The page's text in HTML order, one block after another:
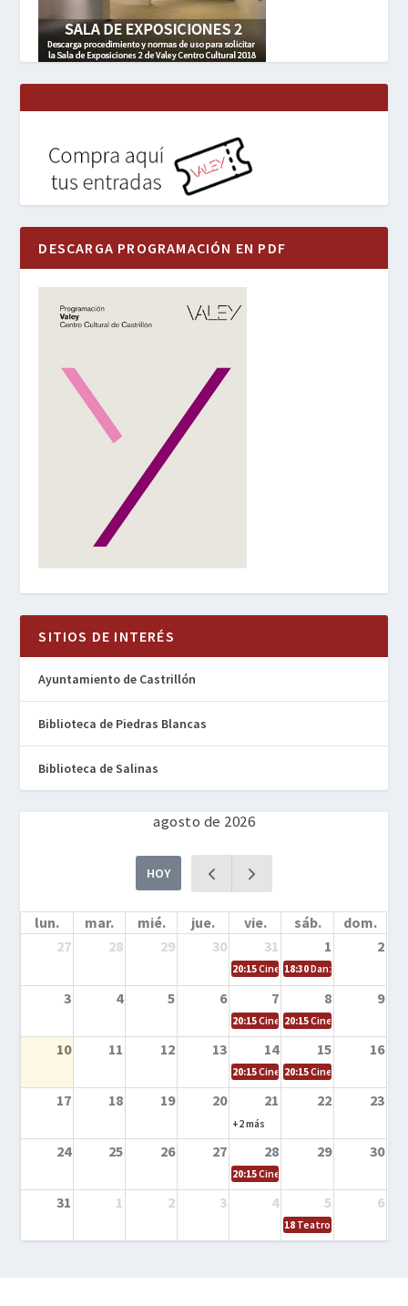
DESCARGA PROGRAMACIÓN EN PDF
SITIOS DE INTERÉS
Ayuntamiento de Castrillón
Biblioteca de Piedras Blancas
Biblioteca de Salinas
agosto de 2026
HOY
lun. mar. mié. jue. vie. sáb.
dom.
27
28 29 30 31 1 2
20:15Cine en la calle – Cómo
18:30Danza – Cita en el
3 4 5 6 7 8 9
20:15Cine en la calle – El niño y la
20:15Cine en la calle –
10 11 12 13 14 15 16
20:15Cine en la calle – Tortugas
20:15Cine en la calle –
17 18 19 20 21 22 23
+2 más
24 25 26 27 28 29 30
20:15Cine en el calle – Tintín y el
31 1 2 3 4 5 6
18 Teatro – Tres